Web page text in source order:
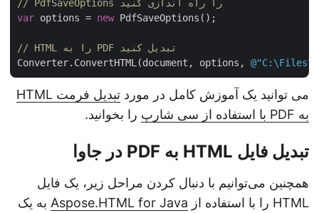
var options = new PdfSaveOptions();
// HTML را به PDF تبدیل کنید
Converter.ConvertHTML(document, options,
می توانید یک آموزش کامل در مورد
تبدیل فرمت HTML
به PDF با استفاده از سی شارپ
را بخوانید.
تبدیل فایل HTML به PDF در جاوا
همچنین می‌توانیم با دنبال کردن مراحل زیر، یک فایل
HTML را با استفاده از
Aspose.HTML for Javaبه یک